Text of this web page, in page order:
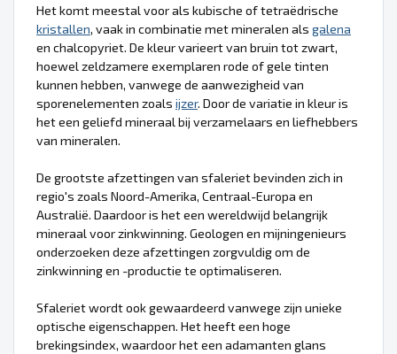
Het komt meestal voor als kubische of tetraëdrische
kristallen, vaak in combinatie met mineralen als galena
en chalcopyriet. De kleur varieert van bruin tot zwart,
hoewel zeldzamere exemplaren rode of gele tinten
kunnen hebben, vanwege de aanwezigheid van
sporenelementen zoals ijzer. Door de variatie in kleur is
het een geliefd mineraal bij verzamelaars en liefhebbers
van mineralen.
De grootste afzettingen van sfaleriet bevinden zich in
regio's zoals Noord-Amerika, Centraal-Europa en
Australië. Daardoor is het een wereldwijd belangrijk
mineraal voor zinkwinning. Geologen en mijningenieurs
onderzoeken deze afzettingen zorgvuldig om de
zinkwinning en -productie te optimaliseren.
Sfaleriet wordt ook gewaardeerd vanwege zijn unieke
optische eigenschappen. Het heeft een hoge
brekingsindex, waardoor het een adamanten glans